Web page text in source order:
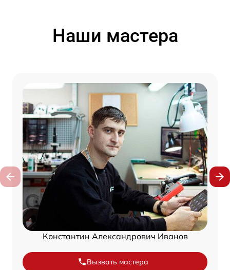
Наши мастера
Константин Александрович Иванов
Вызвать мастера